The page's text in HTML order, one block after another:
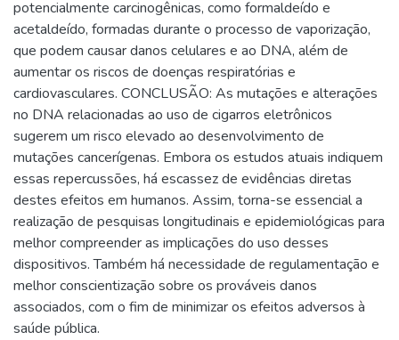
potencialmente carcinogênicas, como formaldeído e
acetaldeído, formadas durante o processo de vaporização,
que podem causar danos celulares e ao DNA, além de
aumentar os riscos de doenças respiratórias e
cardiovasculares. CONCLUSÃO: As mutações e alterações
no DNA relacionadas ao uso de cigarros eletrônicos
sugerem um risco elevado ao desenvolvimento de
mutações cancerígenas. Embora os estudos atuais indiquem
essas repercussões, há escassez de evidências diretas
destes efeitos em humanos. Assim, torna-se essencial a
realização de pesquisas longitudinais e epidemiológicas para
melhor compreender as implicações do uso desses
dispositivos. Também há necessidade de regulamentação e
melhor conscientização sobre os prováveis danos
associados, com o fim de minimizar os efeitos adversos à
saúde pública.